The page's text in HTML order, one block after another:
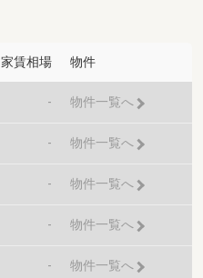
家賃相場 物件
- 物件一覧へ
- 物件一覧へ
- 物件一覧へ
- 物件一覧へ
- 物件一覧へ